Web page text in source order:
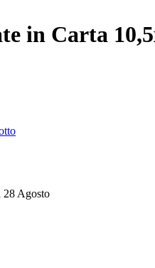
in Carta
28 Agosto